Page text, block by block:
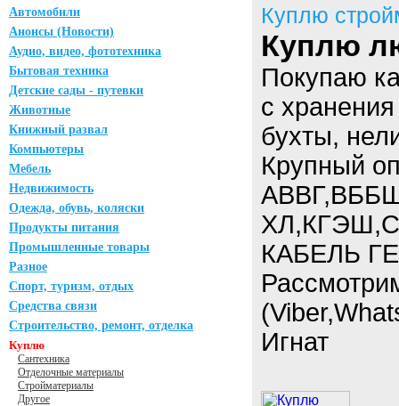
Автомобили
Анонсы (Новости)
Аудио, видео, фототехника
Бытовая техника
Детские сады - путевки
Животные
Книжный развал
Компьютеры
Мебель
Недвижимость
Одежда, обувь, коляски
Продукты питания
Промышленные товары
Разное
Спорт, туризм, отдых
Средства связи
Строительство, ремонт, отделка
Куплю
Сантехника
Отделочные материалы
Стройматериалы
Другое
Куплю
Куплю
Покупаю
с
бухты,
Крупный
КАБЕЛЬ
Игнат